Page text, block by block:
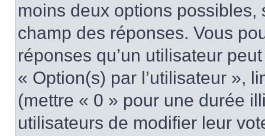
moins deux options
champ des réponses. Vous
réponses qu’un utilisateur
« Option(s) par l’utilisateur »,
(mettre « 0 » pour une durée
utilisateurs de modifier leur